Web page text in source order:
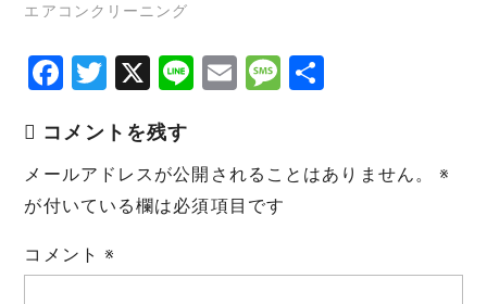
エアコンクリーニング
F
c
e
b
o
o
T
it
te
r
X
Li E
l
M
s
a
e
コメントを残す
メールアドレスが公開されることはありません。
※
が付いている欄は必須項目です
コメント※